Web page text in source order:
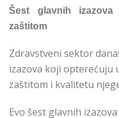
Šest glavnih izazova
zaštitom
Zdravstveni sektor
izazova koji opterećuju
zaštitom i kvalitetu
Evo šest glavnih